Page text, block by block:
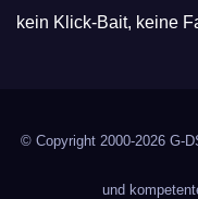
kein Klick-Bait, keine
© Copyright 2000-2026 G-
und